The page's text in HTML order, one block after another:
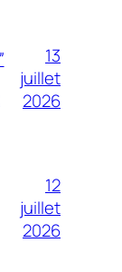
13
juillet
2026
12
juillet
2026